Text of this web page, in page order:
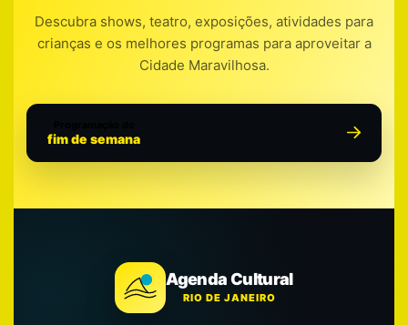
Descubra shows, teatro, exposições, atividades para
crianças e os melhores programas para aproveitar a
Cidade Maravilhosa.
fim de semana
Agenda Cultural
RIO DE JANEIRO